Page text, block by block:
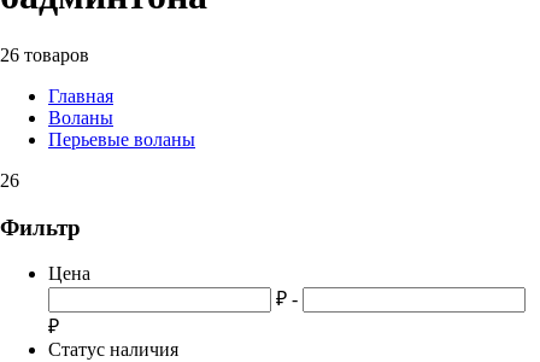
26 товаров
Главная
Воланы
Перьевые воланы
26
Фильтр
Цена
₽ -
₽
Статус наличия